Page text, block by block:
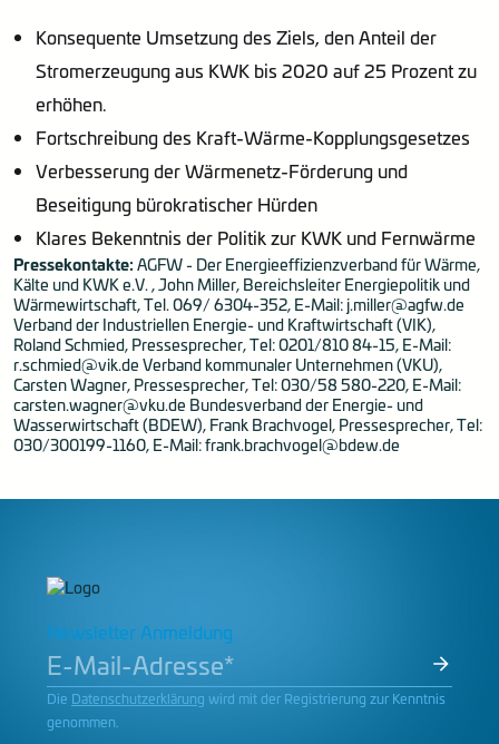
Konsequente Umsetzung des Ziels, den Anteil der
Stromerzeugung aus KWK bis 2020 auf 25 Prozent zu
erhöhen.
Fortschreibung des Kraft-Wärme-Kopplungsgesetzes
Verbesserung der Wärmenetz-Förderung und
Beseitigung bürokratischer Hürden
Klares Bekenntnis der Politik zur KWK und Fernwärme
Pressekontakte: AGFW - Der Energieeffizienzverband für Wärme,
Kälte und KWK e.V. , John Miller, Bereichsleiter Energiepolitik und
Wärmewirtschaft, Tel. 069/ 6304-352, E-Mail: j.miller@agfw.de
Verband der Industriellen Energie- und Kraftwirtschaft (VIK),
Roland Schmied, Pressesprecher, Tel: 0201/810 84-15, E-Mail:
r.schmied@vik.de Verband kommunaler Unternehmen (VKU),
Carsten Wagner, Pressesprecher, Tel: 030/58 580-220, E-Mail:
carsten.wagner@vku.de Bundesverband der Energie- und
Wasserwirtschaft (BDEW), Frank Brachvogel, Pressesprecher, Tel:
030/300199-1160, E-Mail:frank.brachvogel@bdew.de
Newsletter Anmeldung
Die Datenschutzerklärung wird mit der Registrierung zur Kenntnis
genommen.